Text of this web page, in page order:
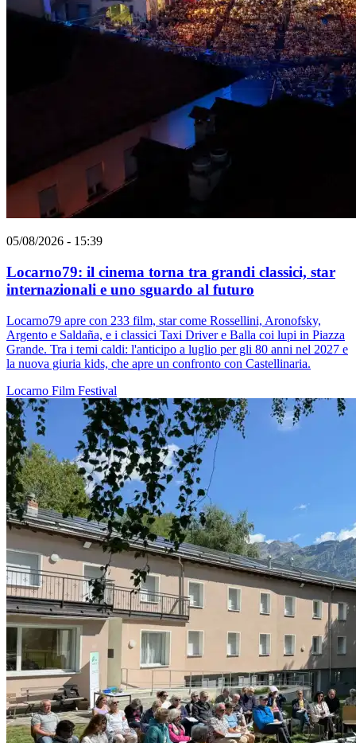
05/08/2026 - 15:39
Locarno79: il cinema torna tra grandi classici, star
internazionali e uno sguardo al futuro
Locarno79 apre con 233 film, star come Rossellini, Aronofsky,
Argento e Saldaña, e i classici Taxi Driver e Balla coi lupi in Piazza
Grande. Tra i temi caldi: l'anticipo a luglio per gli 80 anni nel 2027 e
la nuova giuria kids, che apre un confronto con Castellinaria.
Locarno Film Festival